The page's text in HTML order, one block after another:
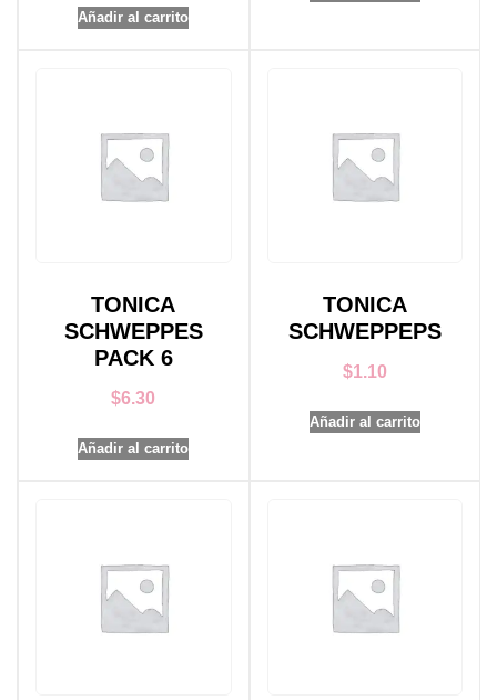
Añadir al carrito
TONICA
SCHWEPPES
PACK 6
$6.30
Añadir al carrito
TONICA
SCHWEPPEPS
$1.10
Añadir al carrito